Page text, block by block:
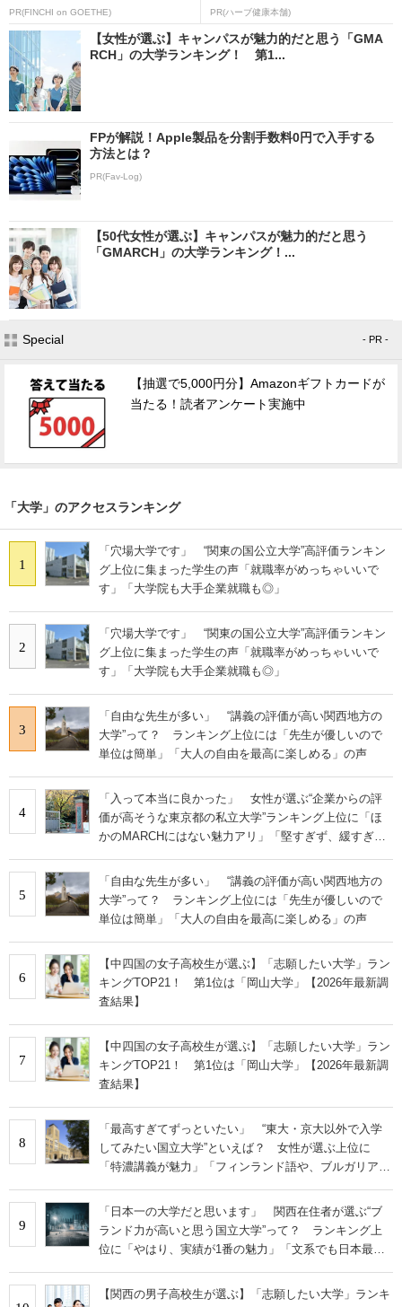
PR(FINCHI on GOETHE) PR(ハーブ健康本舗)
【女性が選ぶ】キャンパスが魅力的だと思う「GMA
RCH」の大学ランキング！ 第1...
FPが解説！Apple製品を分割手数料0円で入手する
方法とは？
PR(Fav-Log)
【50代女性が選ぶ】キャンパスが魅力的だと思う
「GMARCH」の大学ランキング！...
Special - PR -
【抽選で5,000円分】Amazonギフトカードが
当たる！読者アンケート実施中
「大学」のアクセスランキング
1
「穴場大学です」 “関東の国公立大学”高評価ランキン
グ上位に集まった学生の声「就職率がめっちゃいいで
す」「大学院も大手企業就職も◎」
2
「穴場大学です」 “関東の国公立大学”高評価ランキン
グ上位に集まった学生の声「就職率がめっちゃいいで
す」「大学院も大手企業就職も◎」
3
「自由な先生が多い」 “講義の評価が高い関西地方の
大学”って？ ランキング上位には「先生が優しいので
単位は簡単」「大人の自由を最高に楽しめる」の声
4
「入って本当に良かった」 女性が選ぶ“企業からの評
価が高そうな東京都の私立大学”ランキング上位に「ほ
かのMARCHにはない魅力アリ」「堅すぎず、緩すぎな
5
「自由な先生が多い」 “講義の評価が高い関西地方の
大学”って？ ランキング上位には「先生が優しいので
単位は簡単」「大人の自由を最高に楽しめる」の声
6
【中四国の女子高校生が選ぶ】「志願したい大学」ラン
キングTOP21！ 第1位は「岡山大学」【2026年最新調
査結果】
7
【中四国の女子高校生が選ぶ】「志願したい大学」ラン
キングTOP21！ 第1位は「岡山大学」【2026年最新調
査結果】
8
「最高すぎてずっといたい」 “東大・京大以外で入学
してみたい国立大学”といえば？ 女性が選ぶ上位に
「特濃講義が魅力」「フィンランド語や、ブルガリア語
9
「日本一の大学だと思います」 関西在住者が選ぶ“ブ
ランド力が高いと思う国立大学”って？ ランキング上
位に「やはり、実績が1番の魅力」「文系でも日本最高
【関西の男子高校生が選ぶ】「志願したい大学」ランキ